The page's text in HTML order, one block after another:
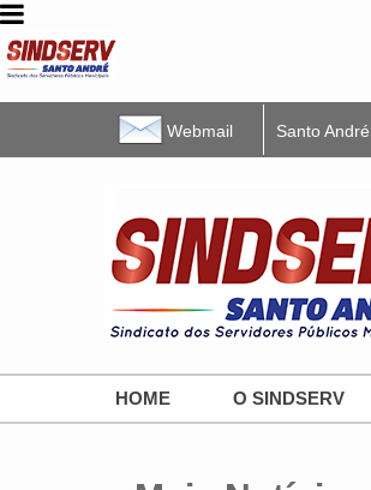
Webmail Santo André,
HOME O SINDSERV